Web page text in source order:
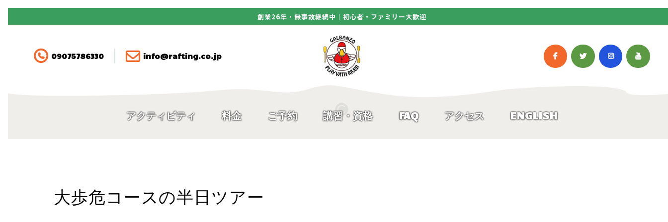
創業26年・無事故継続中｜初心者・ファミリー大歓迎
09075786330 info@rafting.co.jp
アクティビティ 料金 ご予約 講習・資格 FAQ アクセス ENGLISH
空き状況・ご予約
ガイド紹介大歩危コースの半日ツアー